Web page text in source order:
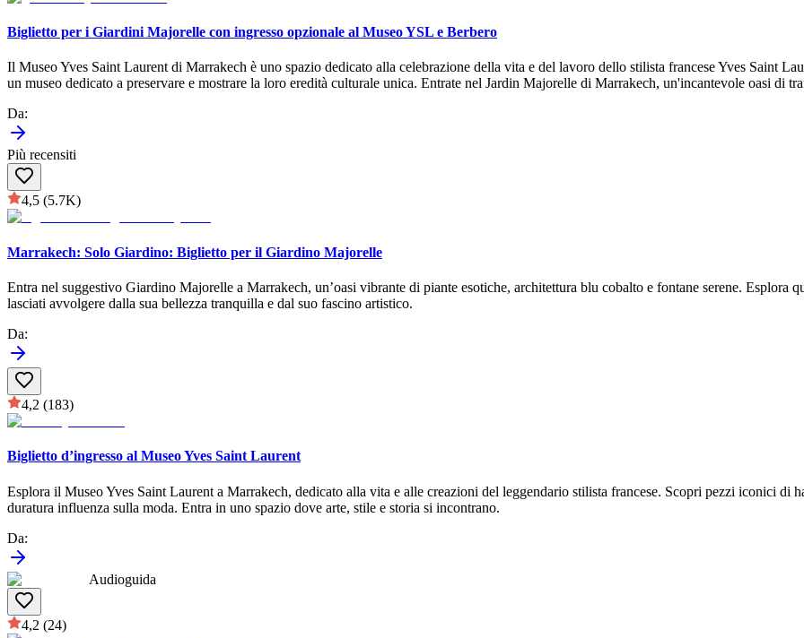
Biglietto per i Giardini Majorelle con ingresso opzionale al Museo YSL e Berbero
Il Museo Yves Saint Laurent di Marrakech è uno spazio dedicato alla celebrazione della vita e del lavoro dello stilista francese Yves Saint
un museo dedicato a preservare e mostrare la loro eredità culturale unica. Entrate nel Jardin Majorelle di Marrakech, un'incantevole oasi di
Da:
Più recensiti
4,5 (5.7K)
Marrakech: Solo Giardino: Biglietto per il Giardino Majorelle
Entra nel suggestivo Giardino Majorelle a Marrakech, un’oasi vibrante di piante esotiche, architettura blu cobalto e fontane serene. Esplora
lasciati avvolgere dalla sua bellezza tranquilla e dal suo fascino artistico.
Da:
4,2 (183)
Biglietto d’ingresso al Museo Yves Saint Laurent
Esplora il Museo Yves Saint Laurent a Marrakech, dedicato alla vita e alle creazioni del leggendario stilista francese. Scopri pezzi iconici di
duratura influenza sulla moda. Entra in uno spazio dove arte, stile e storia si incontrano.
Da:
Audioguida
4,2 (24)